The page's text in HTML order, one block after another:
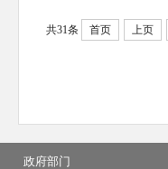
共31条 首页 上页
政府部门